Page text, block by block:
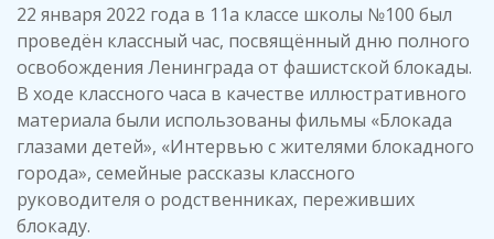
22 января 2022 года в 11а классе школы №100 был
проведён классный час, посвящённый дню полного
освобождения Ленинграда от фашистской блокады.
В ходе классного часа в качестве иллюстративного
материала были использованы фильмы «Блокада
глазами детей», «Интервью с жителями блокадного
города», семейные рассказы классного
руководителя о родственниках, переживших
блокаду.